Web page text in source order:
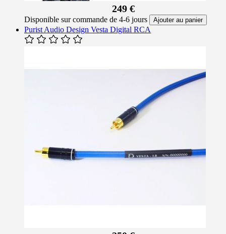
249 €
Disponible sur commande de 4-6 jours Ajouter au panier
Purist Audio Design Vesta Digital RCA